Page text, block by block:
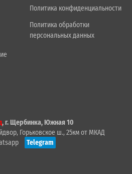
Политика конфиденциальности
Политика обработки
персональных данных
, г. Щербинка, Южная 10
Горьковское ш., 25км от МКАД
Telegram